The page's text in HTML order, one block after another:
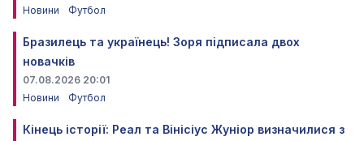
Новини
Футбол
Бразилець та українець! Зоря підписала двох
новачків
07.08.2026 20:01
Новини
Футбол
Кінець історії: Реал та Вінісіус Жуніор визначилися з